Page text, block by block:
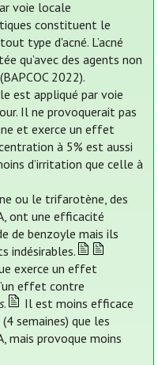
voie locale
constituent le
type d'acné. L’acné
qu’avec des agents non
2022).
est appliqué par voie
Il ne provoquerait pas
et exerce un effet
à 5% est aussi
d’irritation que celle à
ou le trifarotène, des
ont une efficacité
de benzoyle mais ils
indésirables.
exerce un effet
effet contre
.
Il est moins efficace
semaines) que les
mais provoque moins